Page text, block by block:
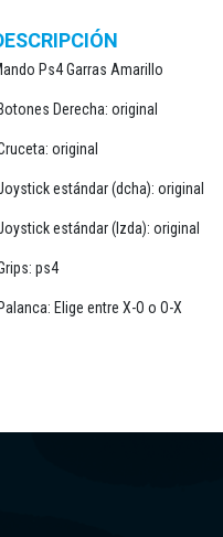
Ps4 Garras Amarillo
Derecha: original
original
estándar (dcha): original
estándar (Izda): original
ps4
Elige entre X-O o O-X